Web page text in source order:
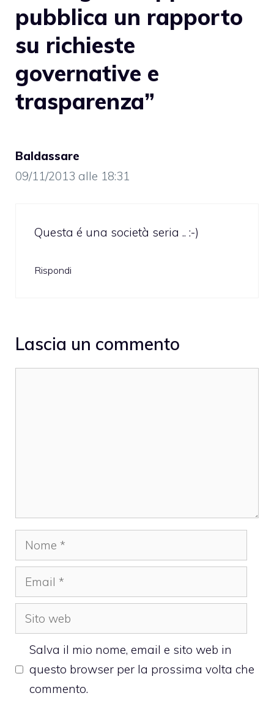
pubblica un rapporto
su richieste
governative e
trasparenza”
Baldassare
09/11/2013 alle 18:31
Questa é una società seria .. :-)
Rispondi
Lascia un commento
Nome
Email
Sito
web
Salva il mio nome, email e sito web in
questo browser per la prossima volta che
commento.